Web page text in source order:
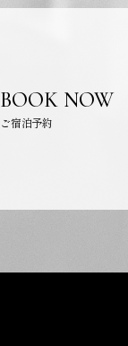
BOOK NOW
ご宿泊予約